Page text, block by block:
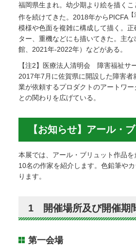
福岡県生まれ。幼少期より絵を描く
作を続けてきた。2018年からPICFA
模様や色面を複雑に構成して描く。
ター、重機などにも描いてきた。主
館、2021年-2022年）などがある。
【注2】医療法人清明会 障害福祉サ
2017年7月に佐賀県に開設した障害
業が依頼するプロダクトのアートワ
との関わりを広げている。
【お知らせ】アール・
本展では、アール・ブリュット作品
10名の作家を紹介します。色鉛筆や
ります。
1 開催場所及び開催期
第一会場